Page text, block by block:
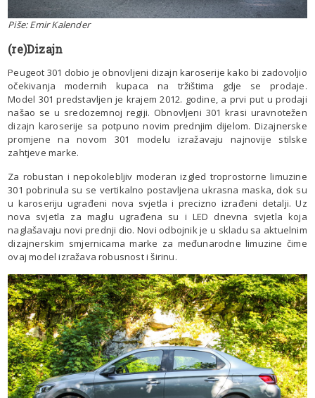
Piše: Emir Kalender
(re)Dizajn
Peugeot 301 dobio je obnovljeni dizajn karoserije kako bi zadovoljio
očekivanja modernih kupaca na tržištima gdje se prodaje.
Model 301 predstavljen je krajem 2012. godine, a prvi put u prodaji
našao se u sredozemnoj regiji. Obnovljeni 301 krasi uravnotežen
dizajn karoserije sa potpuno novim prednjim dijelom. Dizajnerske
promjene na novom 301 modelu izražavaju najnovije stilske
zahtjeve marke.
Za robustan i nepokolebljiv moderan izgled troprostorne limuzine
301 pobrinula su se vertikalno postavljena ukrasna maska, dok su
u karoseriju ugrađeni nova svjetla i precizno izrađeni detalji. Uz
nova svjetla za maglu ugrađena su i LED dnevna svjetla koja
naglašavaju novi prednji dio. Novi odbojnik je u skladu sa aktuelnim
dizajnerskim smjernicama marke za međunarodne limuzine čime
ovaj model izražava robusnost i širinu.